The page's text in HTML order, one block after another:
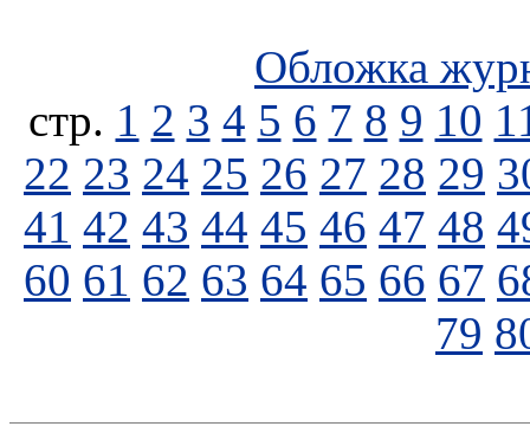
Обложка
стp. 1 2 3 4 5 6 7 8 9 10
22 23 24 25 26 27 28 29
41 42 43 44 45 46 47 48
60 61 62 63 64 65 66 67
79